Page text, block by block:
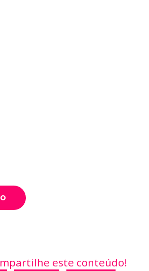
este conteúdo!